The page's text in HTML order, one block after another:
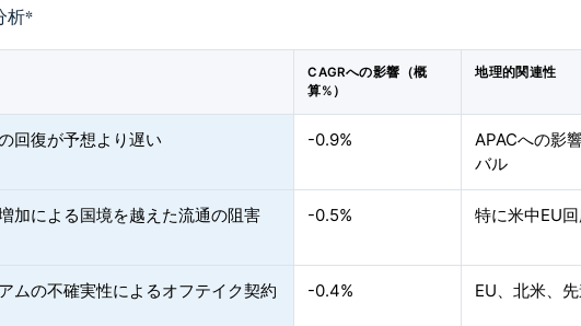
析*
CAGRへの影響（概
算%）
地理的関連性
回復が予想より遅い -0.9%
APACへの影
バル
加による国境を越えた流通の阻害 -0.5% 特に米中EU
ムの不確実性によるオフテイク契約
-0.4% EU、北米、